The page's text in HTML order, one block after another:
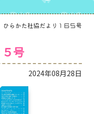
ひらかた社協だより１６５号
号
2024年08月28日